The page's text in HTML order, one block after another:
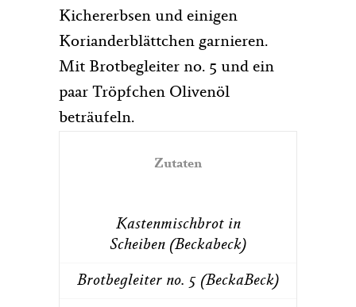
Kichererbsen und einigen
Korianderblättchen garnieren.
Mit Brotbegleiter no. 5 und ein
paar Tröpfchen Olivenöl
beträufeln.
Zutaten
Kastenmischbrot in
Scheiben (Beckabeck)
Brotbegleiter no. 5 (BeckaBeck)